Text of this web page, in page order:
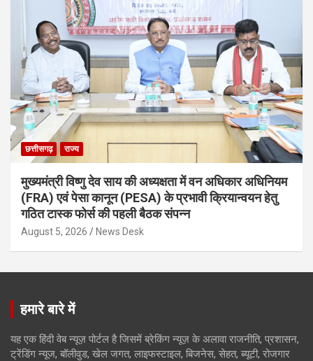
छत्तीसगढ़ राज्य
मुख्यमंत्री विष्णु देव साय की अध्यक्षता में वन अधिकार अधिनियम
(FRA) एवं पेसा कानून (PESA) के प्रभावी क्रियान्वयन हेतु
गठित टास्क फोर्स की पहली बैठक संपन्न
August 5, 2026 News Desk
हमारे बारे में
यह एक हिंदी वेब न्यूज़ पोर्टल है जिसमें ब्रेकिंग न्यूज़ के अलावा राजनीति, प्रशासन,
ट्रेंडिंग न्यूज, बॉलीवुड, खेल जगत, लाइफस्टाइल, बिजनेस, सेहत, ब्यूटी, रोजगार